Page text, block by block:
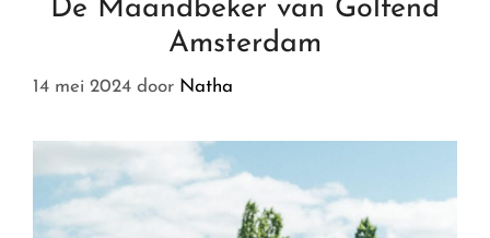
De Maandbeker van Golfend
Amsterdam
14 mei 2024 door Natha